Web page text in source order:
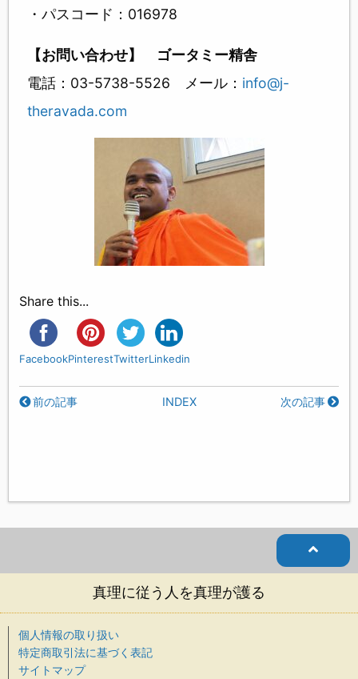
・パスコード：016978
【お問い合わせ】 ゴータミー精舎
電話：03-5738-5526 メール： info@j-
theravada.com
Share this...
FacebookPinterestTwitterLinkedin
前の記事 INDEX 次の記事
真理に従う人を真理が護る
個人情報の取り扱い
特定商取引法に基づく表記
サイトマップ